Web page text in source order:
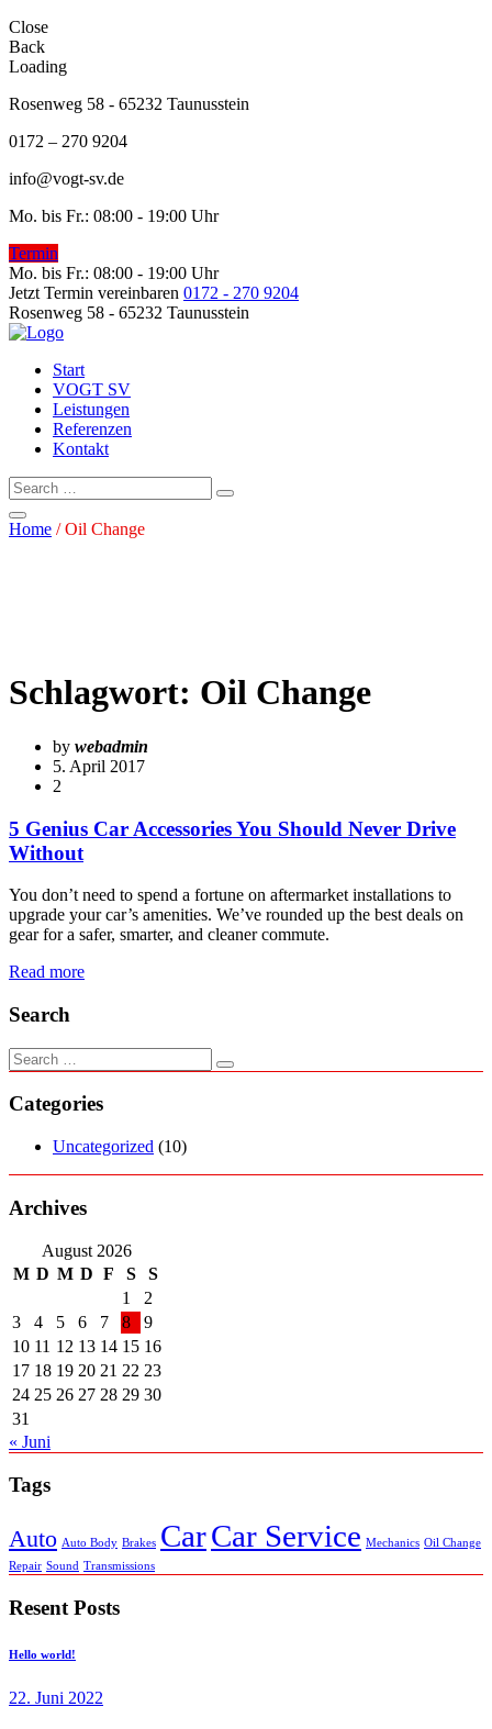
Close
Back
Loading
Rosenweg 58 - 65232 Taunusstein
0172 – 270 9204
info@vogt-sv.de
Mo. bis Fr.: 08:00 - 19:00 Uhr
Termin
Mo. bis Fr.: 08:00 - 19:00 Uhr
Jetzt Termin vereinbaren 0172 - 270 9204
Rosenweg 58 - 65232 Taunusstein
Start
VOGT SV
Leistungen
Referenzen
Kontakt
Home /Oil Change
Schlagwort: Oil Change
by webadmin
5. April 2017
2
5 Genius Car Accessories You Should Never Drive
Without
You don’t need to spend a fortune on aftermarket installations to
upgrade your car’s amenities. We’ve rounded up the best deals on
gear for a safer, smarter, and cleaner commute.
Read more
Search
Categories
Uncategorized (10)
Archives
August 2026
M D M D F S
S
1
2
3
4 5 6 7 8
9
10 11 12 13 14 15 16
17 18 19 20 21 22 23
24 25 26 27 28 29 30
31
« Juni
Tags
Auto Auto Body Brakes CarCar Service Mechanics Oil Change
Repair Sound Transmissions
Resent Posts
Hello world!
22. Juni 2022